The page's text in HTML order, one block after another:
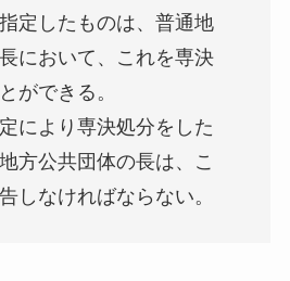
定したものは、普通地
において、これを専決
ができる。
より専決処分をした
方公共団体の長は、こ
しなければならない。